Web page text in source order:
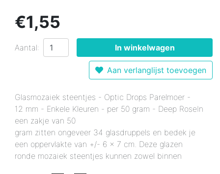
€1,55
Aantal: In winkelwagen
Aan verlanglijst toevoegen
Glasmozaiek steentjes - Optic Drops Parelmoer -
12 mm - Enkele Kleuren - per 50 gram - Deep RoseIn
een zakje van 50
gram zitten ongeveer 34 glasdruppels en bedek je
een oppervlakte van +/- 6 x 7 cm. Deze glazen
ronde mozaiek steentjes kunnen zowel binnen